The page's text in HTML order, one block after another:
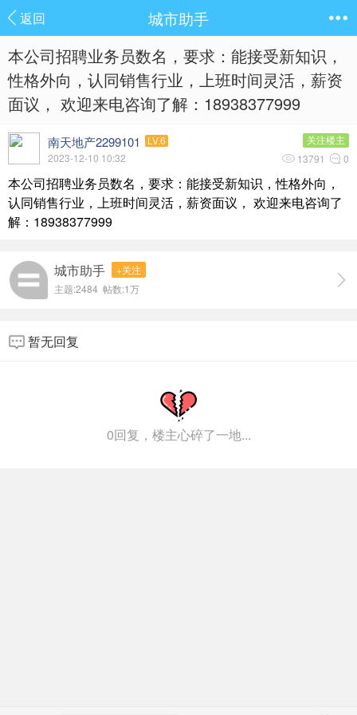
返回 城市助手
本公司招聘业务员数名，要求：能接受新知识，
性格外向，认同销售行业，上班时间灵活，薪资
面议， 欢迎来电咨询了解：18938377999
南天地产2299101 LV.6
2023-12-10 10:32
关注楼主
13791 0
本公司招聘业务员数名，要求：能接受新知识，性格外向，
认同销售行业，上班时间灵活，薪资面议， 欢迎来电咨询了
解：18938377999
城市助手
+关注
主题:2484 帖数:1万
暂无回复
0回复，楼主心碎了一地...